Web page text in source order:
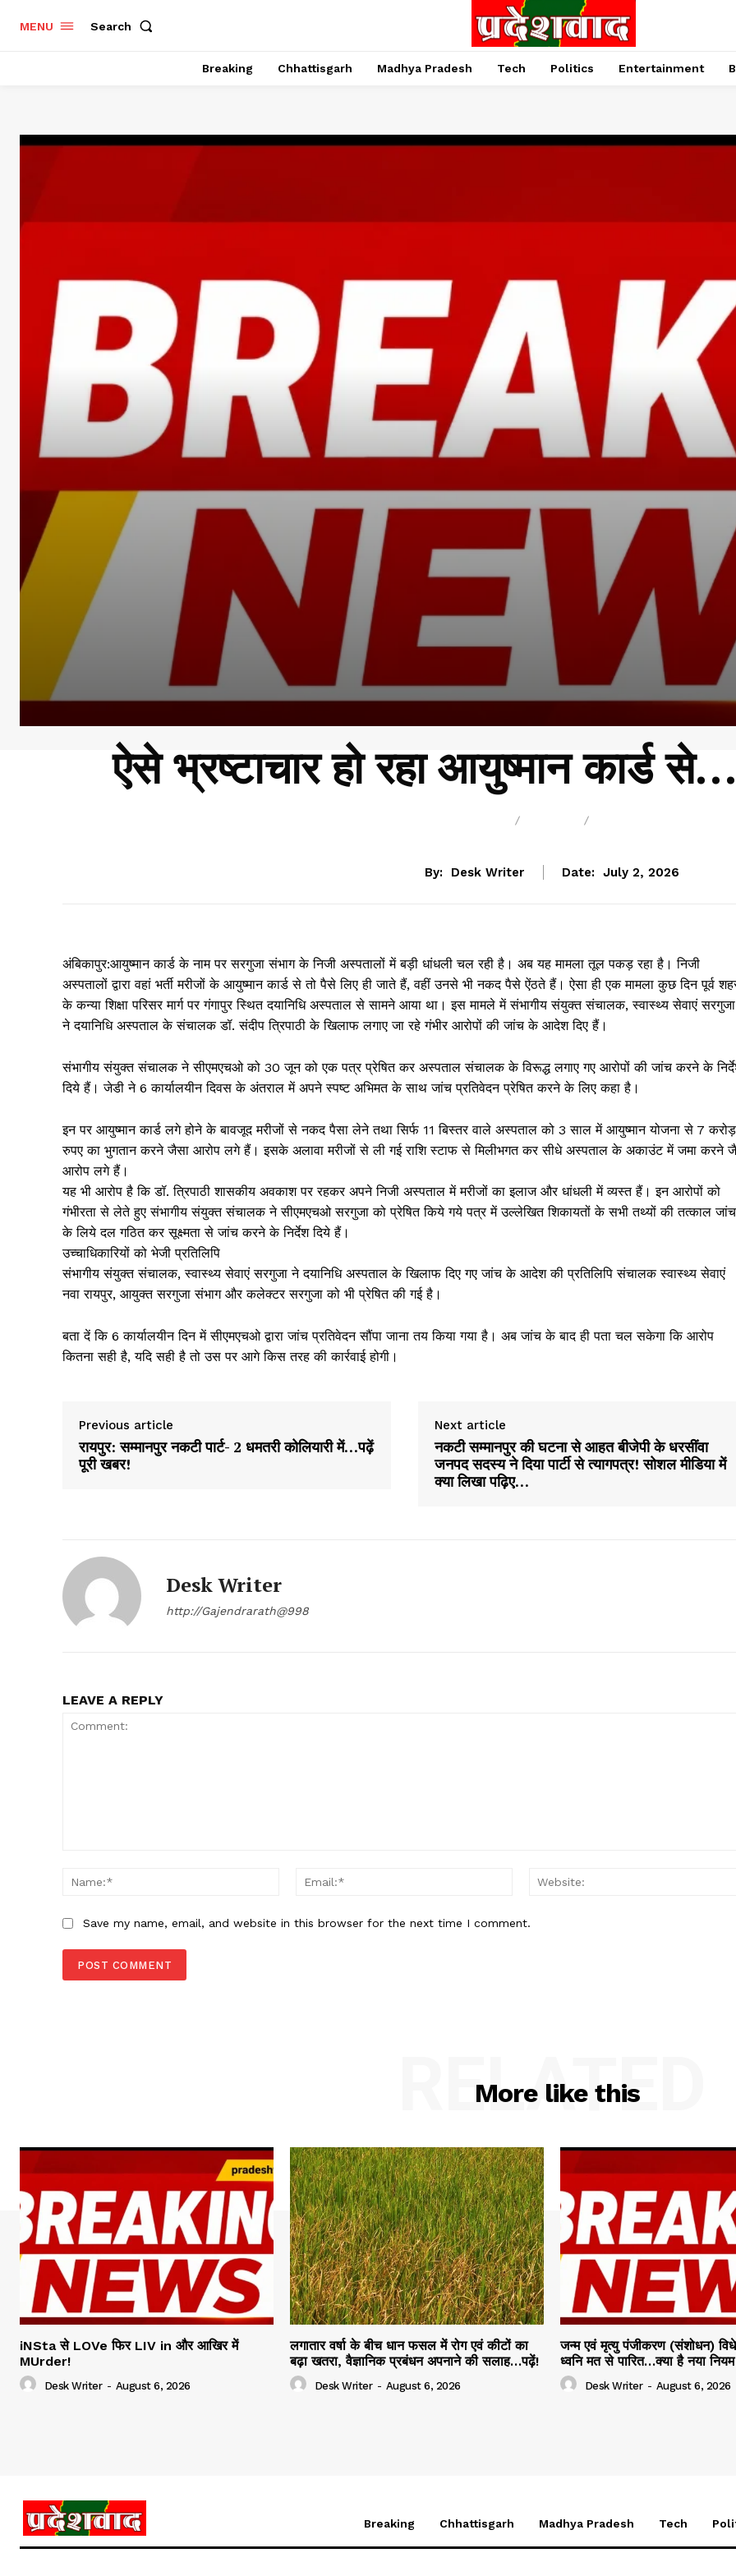
MENU Search
Breaking Chhattisgarh Madhya Pradesh Tech Politics Entertainment
ऐसे भ्रष्टाचार हो रहा आयुष्मान कार्ड
By: Desk Writer Date: July 2, 2026
अंबिकापुर:आयुष्मान कार्ड के नाम पर सरगुजा संभाग के निजी अस्पतालों में बड़ी धांधली चल रही है। अब यह मामला तूल पकड़ रहा है। निजी
अस्पतालों द्वारा वहां भर्ती मरीजों के आयुष्मान कार्ड से तो पैसे लिए ही जाते हैं, वहीं उनसे भी नकद पैसे ऐंठते हैं। ऐसा ही एक मामला कुछ दिन पूर्व
के कन्या शिक्षा परिसर मार्ग पर गंगापुर स्थित दयानिधि अस्पताल से सामने आया था। इस मामले में संभागीय संयुक्त संचालक, स्वास्थ्य सेवाएं सरगुजा
ने दयानिधि अस्पताल के संचालक डॉ. संदीप त्रिपाठी के खिलाफ लगाए जा रहे गंभीर आरोपों की जांच के आदेश दिए हैं।
संभागीय संयुक्त संचालक ने सीएमएचओ को 30 जून को एक पत्र प्रेषित कर अस्पताल संचालक के विरूद्ध लगाए गए आरोपों की जांच करने के
दिये हैं। जेडी ने 6 कार्यालयीन दिवस के अंतराल में अपने स्पष्ट अभिमत के साथ जांच प्रतिवेदन प्रेषित करने के लिए कहा है।
इन पर आयुष्मान कार्ड लगे होने के बावजूद मरीजों से नकद पैसा लेने तथा सिर्फ 11 बिस्तर वाले अस्पताल को 3 साल में आयुष्मान योजना से 7 करोड़
रुपए का भुगतान करने जैसा आरोप लगे हैं। इसके अलावा मरीजों से ली गई राशि स्टाफ से मिलीभगत कर सीधे अस्पताल के अकाउंट में जमा करने
आरोप लगे हैं।
यह भी आरोप है कि डॉ. त्रिपाठी शासकीय अवकाश पर रहकर अपने निजी अस्पताल में मरीजों का इलाज और धांधली में व्यस्त हैं। इन आरोपों को
गंभीरता से लेते हुए संभागीय संयुक्त संचालक ने सीएमएचओ सरगुजा को प्रेषित किये गये पत्र में उल्लेखित शिकायतों के सभी तथ्यों की तत्काल जांच
के लिये दल गठित कर सूक्ष्मता से जांच करने के निर्देश दिये हैं।
उच्चाधिकारियों को भेजी प्रतिलिपि
संभागीय संयुक्त संचालक, स्वास्थ्य सेवाएं सरगुजा ने दयानिधि अस्पताल के खिलाफ दिए गए जांच के आदेश की प्रतिलिपि संचालक स्वास्थ्य सेवाएं
नवा रायपुर, आयुक्त सरगुजा संभाग और कलेक्टर सरगुजा को भी प्रेषित की गई है।
बता दें कि 6 कार्यालयीन दिन में सीएमएचओ द्वारा जांच प्रतिवेदन सौंपा जाना तय किया गया है। अब जांच के बाद ही पता चल सकेगा कि आरोप
कितना सही है, यदि सही है तो उस पर आगे किस तरह की कार्रवाई होगी।
Previous article
रायपुर: सम्मानपुर नकटी पार्ट- 2 धमतरी कोलियारी में…पढ़ें
पूरी खबर!
Next article
नकटी सम्मानपुर की घटना से आहत बीजेपी के धरसींवा
जनपद सदस्य ने दिया पार्टी से त्यागपत्र! सोशल मीडिया में
क्या लिखा पढ़िए…
Desk Writer
http://Gajendrarath@998
LEAVE A REPLY
Name:*
Email:*
Save my name, email, and website in this browser for the next time I comment.
More like this
RELATED
iNSta से LOVe फिर LIV in और आखिर में
MUrder!
Desk Writer - August 6, 2026
लगातार वर्षा के बीच धान फसल में रोग एवं कीटों का
बढ़ा खतरा, वैज्ञानिक प्रबंधन अपनाने की सलाह…पढ़ें!
Desk Writer - August 6, 2026
जन्म एवं मृत्यु पंजीकरण (संशोधन)
ध्वनि मत से पारित…क्या है नया
Desk Writer - August 6, 2026
Breaking Chhattisgarh Madhya Pradesh Tech